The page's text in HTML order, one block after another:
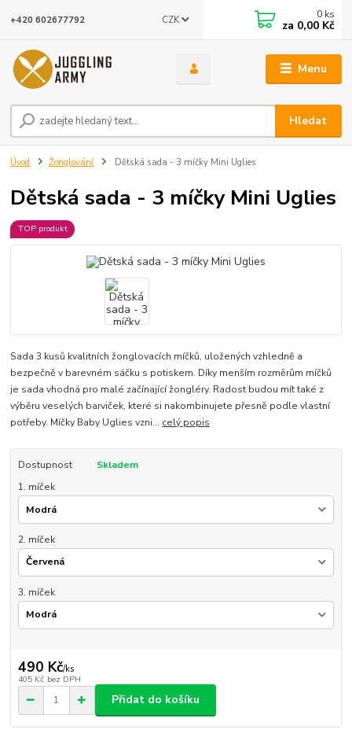
Menu
CZK
Hledat
+420 602677792 0 ks
za 0,00 Kč
Úvod Žonglování Dětská sada - 3 míčky Mini Uglies
Dětská sada - 3 míčky Mini Uglies
TOP produkt
Sada 3 kusů kvalitních žonglovacích míčků, uložených vzhledně a
bezpečně v barevném sáčku s potiskem. Díky menším rozměrům míčků
je sada vhodná pro malé začínající žongléry. Radost budou mít také z
výběru veselých barviček, které si nakombinujete přesně podle vlastní
potřeby. Míčky Baby Uglies vzni... celý popis
Dostupnost
Skladem
1. míček
2. míček
3. míček
490 Kč/ks
405 Kč bez DPH
Přidat do košíku